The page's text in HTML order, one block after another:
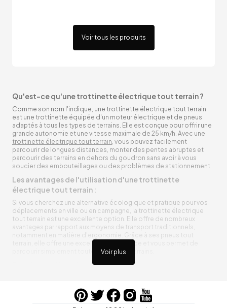
Voir tous les produits
Voir plus
Qu'est-ce qu'une trottinette électrique tout terrain ?
Comme son nom l'indique, une trottinette électrique tout terrain
est une trottinette équipée d'un moteur électrique et de pneus
adaptés à tous les types de terrains. Elle est conçue pour offrir une
grande autonomie et une vitesse maximale de 25 km/h. Avec une
trottinette électrique tout terrain, vous pouvez facilement
parcourir de longues distances, monter des pentes abruptes et
parcourir des terrains en dehors du goudron sans avoir à vous
soucier des embouteillages ou des problèmes de stationnement.
Les avantages de l'utilisation d'une trottinette
électrique tout terrain :
Si vous cherchez une alternative écologique et pratique pour vos
déplacements en ville ou en campagne, la trottinette électrique
tout terrain est une excellente option. Elle offre de nombreux
avantages par rapport aux moyens de transport traditionnels,
notamment en matière d'ergonomie. Grâce à ses pneus tout
terrain, elle offre une excellente adhérence et vous permet de
parcourir simplement toutes sortes de terrains.
Trottinette électrique tout terrain ergonomique
entre vos trajets, vous n’aurez pas à vous soucier de l’état de sa
batterie. De plus, elle est équipée de pneus résistants qui peuvent